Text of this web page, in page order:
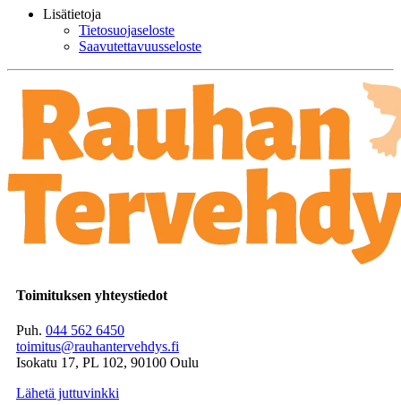
Lisätietoja
Tietosuojaseloste
Saavutettavuusseloste
Toimituksen yhteystiedot
Puh. 044 562 6450
toimitus@rauhantervehdys.fi
Isokatu 17, PL 102, 90100 Oulu
Lähetä juttuvinkki